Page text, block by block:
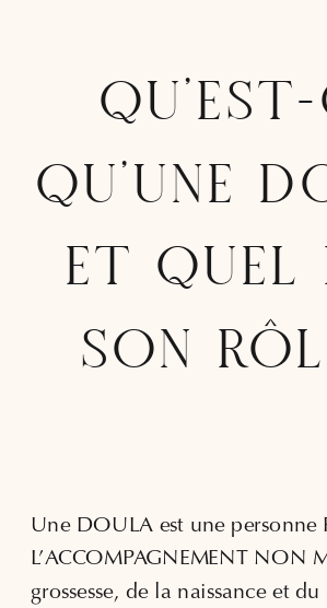
QU’UNE
ET QUEL
SON
Une DOULA est une personne
L’ACCOMPAGNEMENT NON
grossesse, de la naissance et